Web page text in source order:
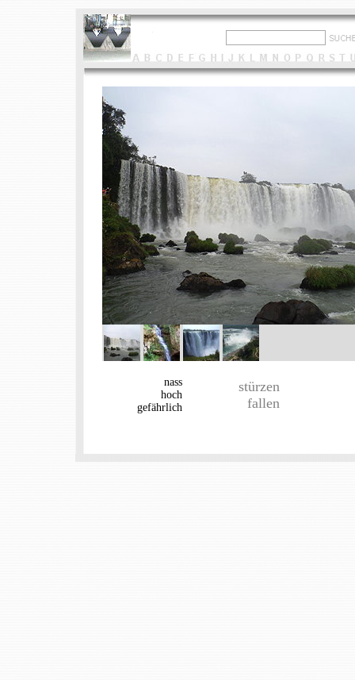
nass
hoch
gefährlich
stürzen
fallen